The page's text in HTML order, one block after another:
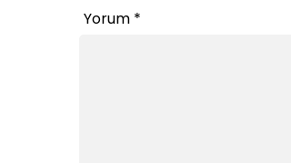
Yorum *